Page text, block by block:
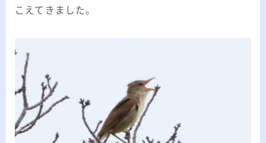
プロフィール
こえてきました。